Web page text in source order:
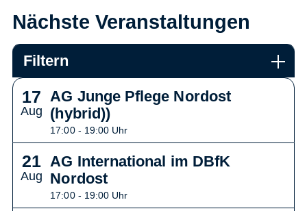
Nächste Veranstaltungen
Filtern
17
Aug
AG Junge Pflege Nordost
(hybrid))
17:00 - 19:00 Uhr
21
Aug
AG International im DBfK
Nordost
17:00 - 19:00 Uhr